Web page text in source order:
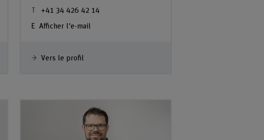
+41 34 426 42 14
Afficher l'e-mail
Vers le profil